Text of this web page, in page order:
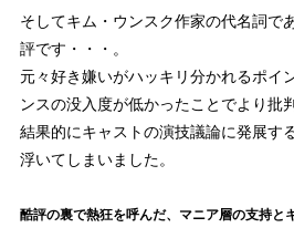
そしてキム・ウンスク作家の代名詞で
評です・・・。
元々好き嫌いがハッキリ分かれるポイ
ンスの没入度が低かったことでより批
結果的にキャストの演技議論に発展す
浮いてしまいました。
酷評の裏で熱狂を呼んだ、マニア層の支持と